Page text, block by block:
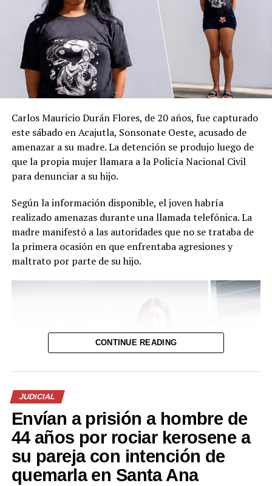
Me gusta esto:
Carlos Mauricio Durán Flores, de 20 años, fue capturado
este sábado en Acajutla, Sonsonate Oeste, acusado de
amenazar a su madre. La detención se produjo luego de
que la propia mujer llamara a la Policía Nacional Civil
para denunciar a su hijo.
Según la información disponible, el joven habría
realizado amenazas durante una llamada telefónica. La
madre manifestó a las autoridades que no se trataba de
la primera ocasión en que enfrentaba agresiones y
maltrato por parte de su hijo.
CONTINUE READING
JUDICIAL
Envían a prisión a hombre de
44 años por rociar kerosene a
su pareja con intención de
quemarla en Santa Ana